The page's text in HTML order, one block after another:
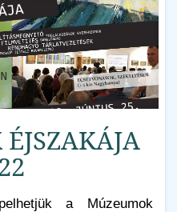
a Múzeumok